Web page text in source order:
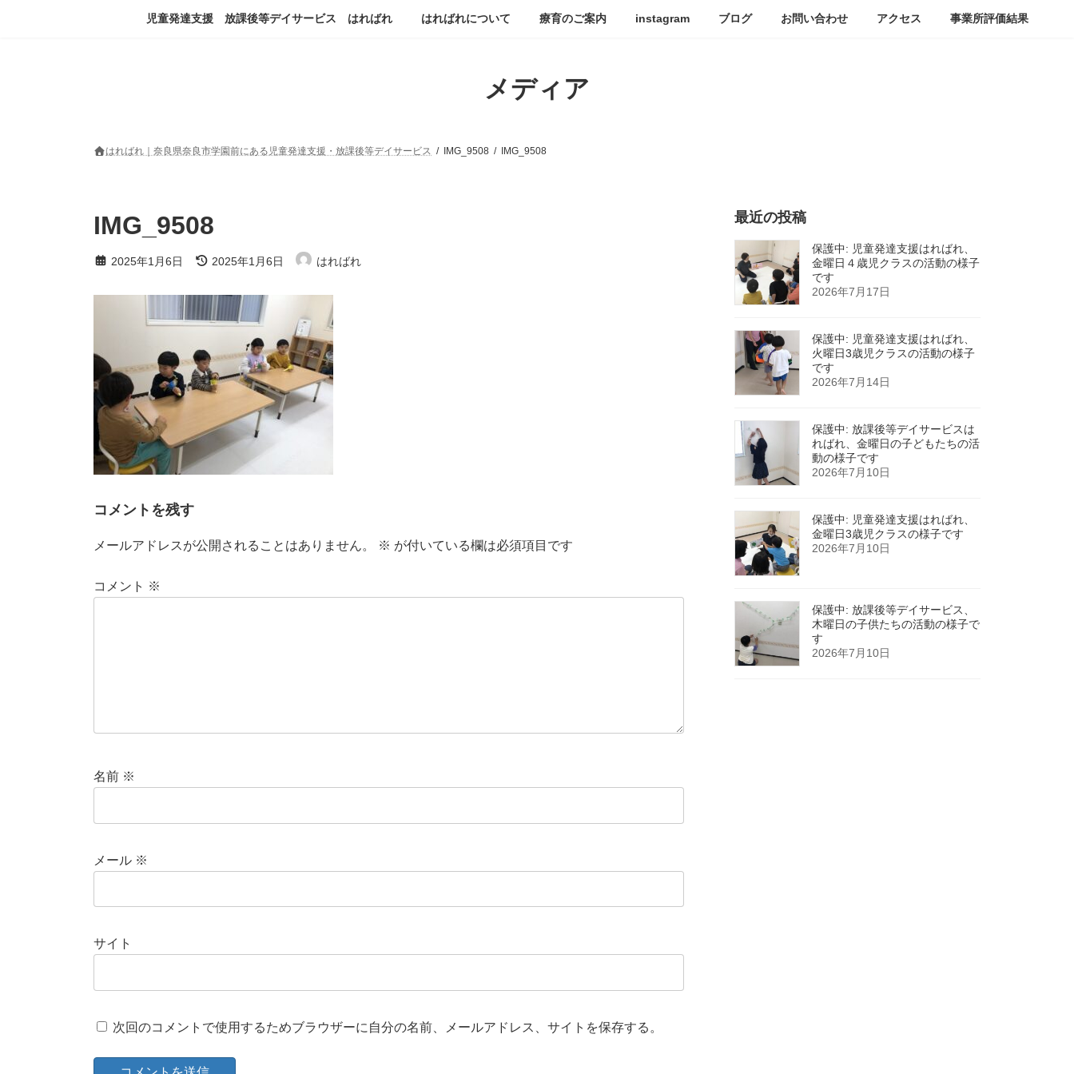
児童発達支援 放課後等デイサービス はればれ はればれについて 療育のご案内 instagram ブログ お問い合わせ アクセス 事業所評価結果
メディア
はればれ｜奈良県奈良市学園前にある児童発達支援・放課後等デイサービス IMG_9508 IMG_9508
IMG_9508
2025年1月6日
最
終
新
日
時
2025年1月6日 はればれ
コメントを残す
メールアドレスが公開されることはありません。 ※ が付いている欄は必須項目です
コメント ※
名前 ※
メール ※
サイト
次回のコメントで使用するためブラウザーに自分の名前、メールアドレス、サイトを保存する。
最近の投稿
保護中: 児童発達支援はればれ、
金曜日４歳児クラスの活動の様子
です
2026年7月17日
保護中: 児童発達支援はればれ、
火曜日3歳児クラスの活動の様子
です
2026年7月14日
保護中: 放課後等デイサービスは
ればれ、金曜日の子どもたちの活
動の様子です
2026年7月10日
保護中: 児童発達支援はればれ、
金曜日3歳児クラスの様子です
2026年7月10日
保護中: 放課後等デイサービス、
木曜日の子供たちの活動の様子で
す
2026年7月10日